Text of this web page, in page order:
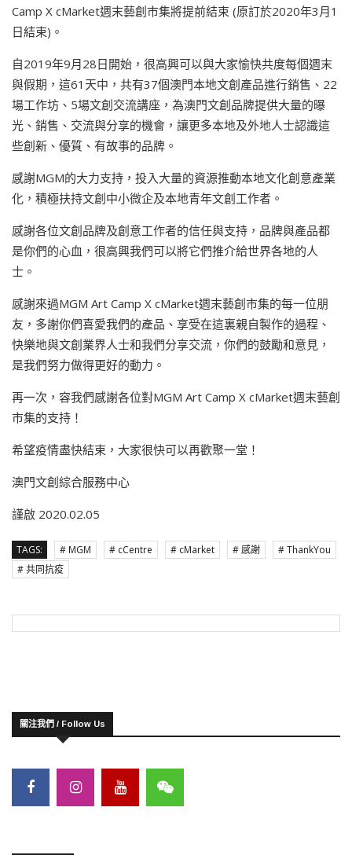
Camp X cMarket週末藝創市集將提前結束 (原訂於2020年3月1
日結束)。
自2019年9月28日開始，很高興可以與大家愉快共度每個週末
與假期，這61天中，共有37個澳門本地文創產品進行銷售、22
場工作坊、5場文創交流講座，為澳門文創品牌提供大量的曝
光、銷售、交流與分享的機會，讓更多本地及外地人士認識這
些創新、優質、有故事的品牌。
感謝MGM的大力支持，投入大量的資源推動本地文化創意產業
化，積極扶持文創中小微企及本地青年文創工作者。
感謝各位文創品牌及創意工作者的信任與支持，品牌與產品都
是你們的心血，很高興我們可以將它們推介給世界各地的人
士。
感謝來過MGM Art Camp X cMarket週末藝創市集的每一位朋
友，多謝你們喜愛我們的產品、享受在這裏親自製作的過程、
快樂地與文創業界人士和我們分享交流，你們的鼓勵和意見，
是我們努力做得更好的動力。
再一次，容我們感謝各位對MGM Art Camp X cMarket週末藝創
市集的支持！
希望疫情盡快結束，大家很快可以再歡聚一堂！
澳門文創綜合服務中心
謹啟 2020.02.05
TAGS: # MGM # cCentre # cMarket # 感謝
# ThankYou
# 共同抗疫
關注我們 / Follow Us